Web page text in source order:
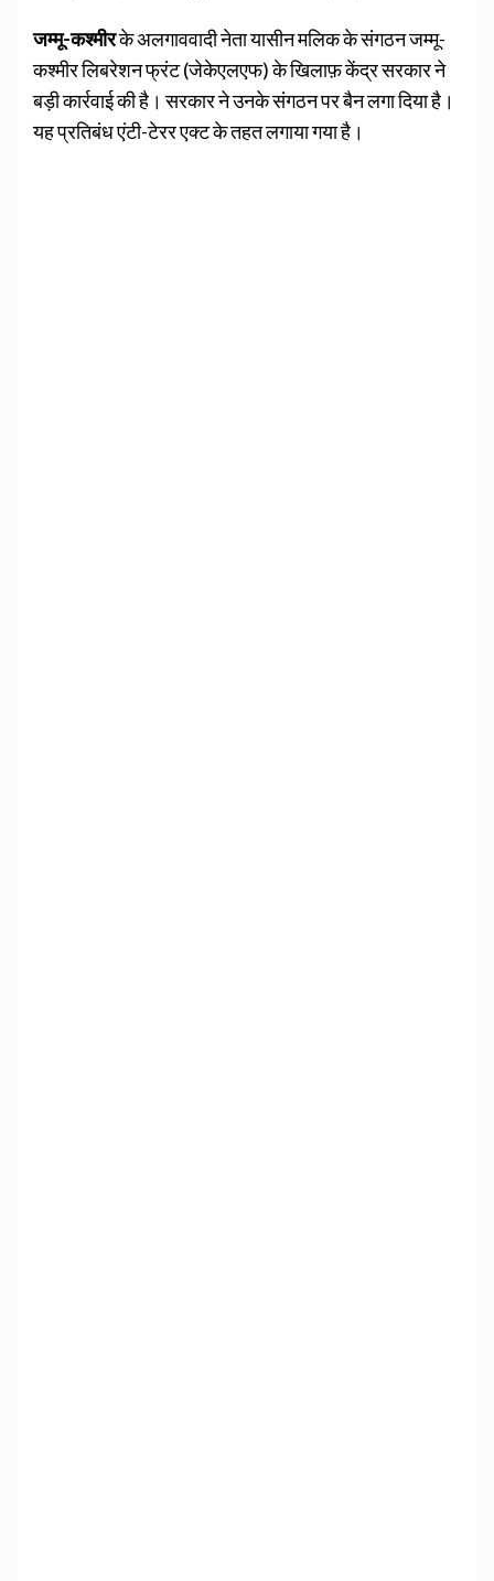
जम्मू-कश्मीरके अलगाववादी नेता यासीन मलिक के संगठन जम्मू-
कश्मीर लिबरेशन फ्रंट (जेकेएलएफ) के खिलाफ़ केंद्र सरकार ने
बड़ी कार्रवाई की है। सरकार ने उनके संगठन पर बैन लगा दिया है।
यह प्रतिबंध एंटी-टेरर एक्ट के तहत लगाया गया है।